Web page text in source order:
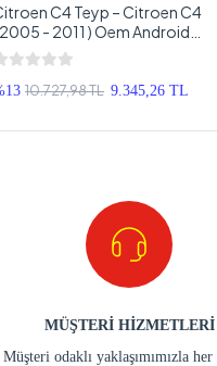
C4 Teyp – Citroen C4
- 2011 ) Oem Android
– Citroen C4
Double Teyp
10.727,98 TL 9.345,26 TL
MÜŞTERİ HİZMETLERİ
Müşteri odaklı yaklaşımımızla her